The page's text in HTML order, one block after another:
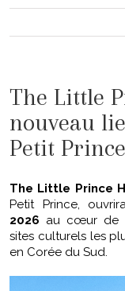
The Little
nouveau
Petit
The Little Prince
Petit Prince,
2026 au cœur de
sites culturels les
en Corée du Sud.